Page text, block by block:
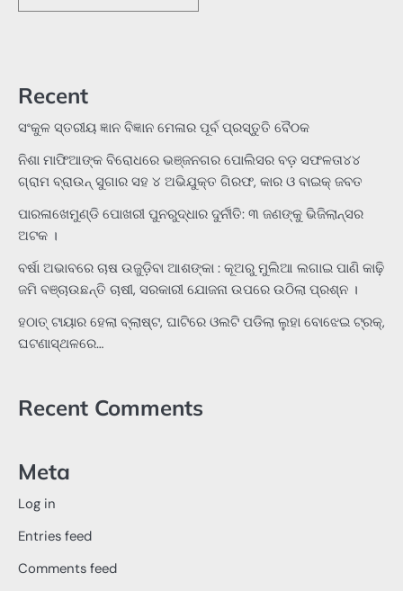
Recent
ସଂକୁଳ ସ୍ତରୀୟ ଜ୍ଞାନ ବିଜ୍ଞାନ ମେଳାର ପୂର୍ବ ପ୍ରସ୍ତୁତି ବୈଠକ
ନିଶା ମାଫିଆଙ୍କ ବିରୋଧରେ ଭଞ୍ଜନଗର ପୋଲିସର ବଡ଼ ସଫଳତା୪୪
ଗ୍ରାମ ବ୍ରାଉନ୍ ସୁଗାର ସହ ୪ ଅଭିଯୁକ୍ତ ଗିରଫ, କାର ଓ ବାଇକ୍ ଜବତ
ପାରଳାଖେମୁଣ୍ଡି ପୋଖରୀ ପୁନରୁଦ୍ଧାର ଦୁର୍ନୀତି: ୩ ଜଣଙ୍କୁ ଭିଜିଲାନ୍ସର
ଅଟକ ।
ବର୍ଷା ଅଭାବରେ ଚାଷ ଉଜୁଡ଼ିବା ଆଶଙ୍କା : କୂଅରୁ ମୁଲିଆ ଲଗାଇ ପାଣି କାଢ଼ି
ଜମି ବଞ୍ଚାଉଛନ୍ତି ଚାଷୀ, ସରକାରୀ ଯୋଜନା ଉପରେ ଉଠିଲା ପ୍ରଶ୍ନ ।
ହଠାତ୍‌ ଟାୟାର ହେଲା ବ୍ଲାଷ୍ଟ, ଘାଟିରେ ଓଲଟି ପଡିଲା ଲୁହା ବୋଝେଇ ଟ୍ରକ୍‌,
ଘଟଣାସ୍ଥଳରେ…
Recent Comments
Meta
Log in
Entries feed
Comments feed